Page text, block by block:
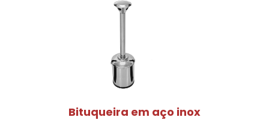
Bituqueira em aço inox